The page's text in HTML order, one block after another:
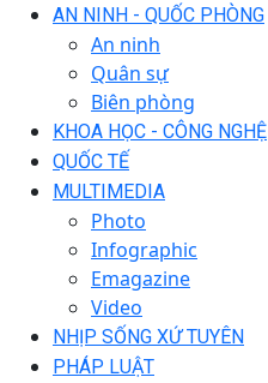
AN NINH - QUỐC PHÒNG
An ninh
Quân sự
Biên phòng
KHOA HỌC - CÔNG NGHỆ
QUỐC TẾ
MULTIMEDIA
Photo
Infographic
Emagazine
Video
NHỊP SỐNG XỨ TUYÊN
PHÁP LUẬT